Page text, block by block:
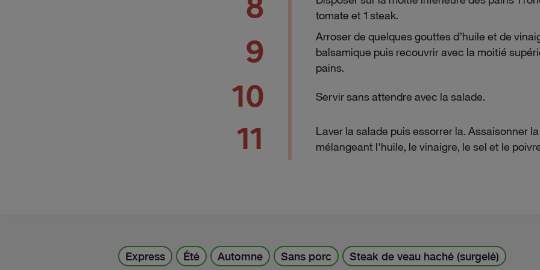
tomate et 1 steak.
9
Arroser de quelques gouttes d’huile et de
balsamique puis recouvrir avec la moitié
pains.
10 Servir sans attendre avec la salade.
11
Laver la salade puis essorrer la. Assaisonner
mélangeant l'huile, le vinaigre, le sel et le
Express Été Automne Sans porc Steak de veau haché (surgelé)